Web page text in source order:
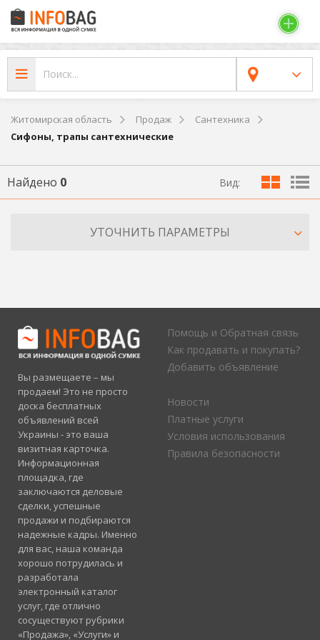
Житомирская область Продаж
Сантехника
Сифоны, трапы сантехнические
Найдено 0 Вид:
УТОЧНИТЬ ПАРАМЕТРЫ
Вы размещаете – мы
продаем! Это не просто
доска бесплатных
объявлений всей
Украины - это ваша
визитная карточка.
Информационная
площадка, где
заключаются деловые
сделки, успешные
продажи и подбираются
надежные кадры. Именно
для вас, наша команда
хорошо потрудилась и
разработала
электронный каталог
услуг, где отлично
сосуществуют рубрики
«Продажа», «Услуги» и
Помощь и Обратная связь
Как продавать и покупать?
Добавить объявление
Новости
Платные услуги
Условия использования
Правила безопасности